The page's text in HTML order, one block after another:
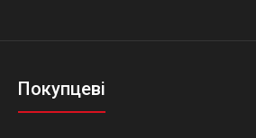
Покупцеві